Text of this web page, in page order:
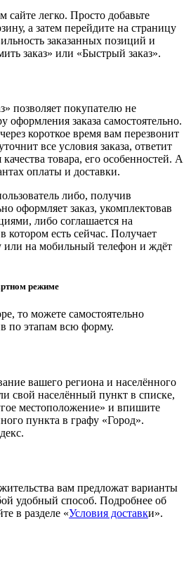
легко. Просто добавьте
а затем перейдите на страницу
заказанных позиций и
заказ» или «Быстрый заказ».
позволяет покупателю не
оформления заказа самостоятельно.
короткое время вам перезвонит
все условия заказа, ответит
товара, его особенностей. А
оплаты и доставки.
либо, получив
оформляет заказ, укомплектовав
либо соглашается на
котором есть сейчас. Получает
или на мобильный телефон и ждёт
режиме
то можете самостоятельно
по этапам всю форму.
вашего региона и населённого
свой населённый пункт в списке,
местоположение» и впишите
пункта в графу «Город».
вам предложат варианты
удобный способ. Подробнее об
в разделе «Условия доставки».